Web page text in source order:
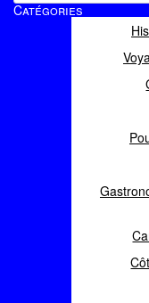
Catégories